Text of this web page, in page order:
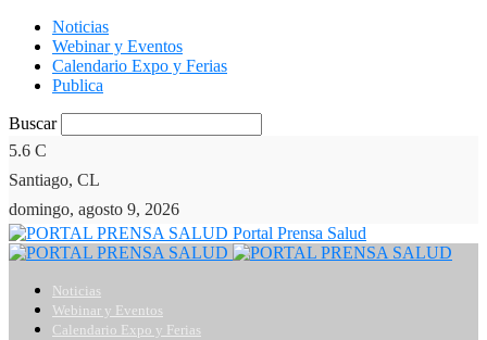
Noticias
Webinar y Eventos
Calendario Expo y Ferias
Publica
Buscar
5.6 C
Santiago, CL
domingo, agosto 9, 2026
Portal Prensa Salud
Noticias
Webinar y Eventos
Calendario Expo y Ferias